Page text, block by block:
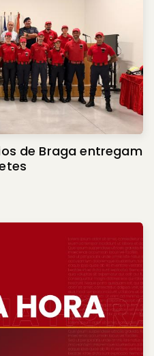
de Braga entregam